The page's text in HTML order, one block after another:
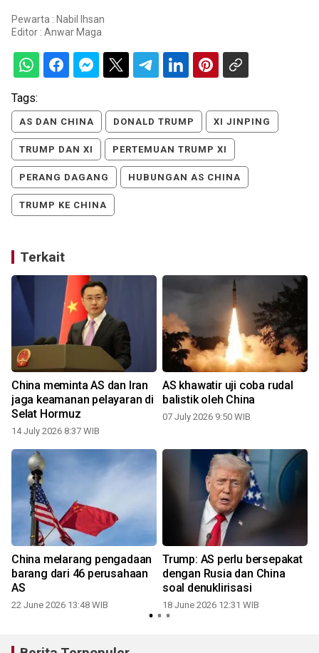
Pewarta : Nabil Ihsan
Editor : Anwar Maga
Tags:
AS DAN CHINA DONALD TRUMP XI JINPING
TRUMP DAN XI PERTEMUAN TRUMP XI
PERANG DAGANG HUBUNGAN AS CHINA
TRUMP KE CHINA
Terkait
China meminta AS dan Iran
jaga keamanan pelayaran di
Selat Hormuz
14 July 2026 8:37 WIB
AS khawatir uji coba rudal
balistik oleh China
07 July 2026 9:50 WIB
China melarang pengadaan
barang dari 46 perusahaan
AS
22 June 2026 13:48 WIB
Trump: AS perlu bersepakat
dengan Rusia dan China
soal denuklirisasi
18 June 2026 12:31 WIB